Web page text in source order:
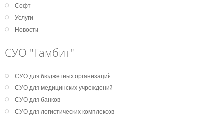
Софт
Услуги
Новости
СУО "Гамбит"
СУО для бюджетных организаций
СУО для медицинских учреждений
СУО для банков
СУО для логистических комплексов